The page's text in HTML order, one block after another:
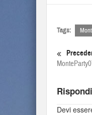
Tags:
Devi